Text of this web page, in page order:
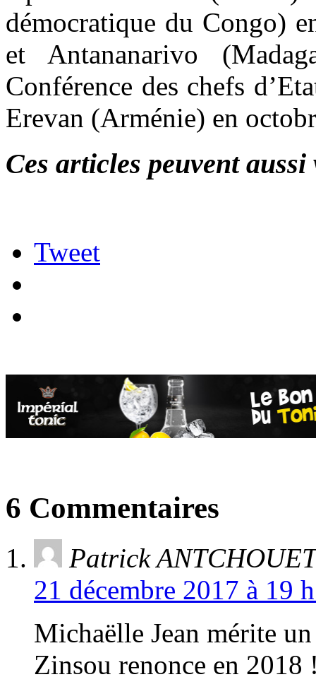
démocratique du Congo)
et Antananarivo
Conférence des chefs
Erevan (Arménie) en
Ces articles peuvent
Tweet
6 Commentaires
Patrick
21 décembre 2017 à 19
Michaëlle Jean mérite
Zinsou renonce en